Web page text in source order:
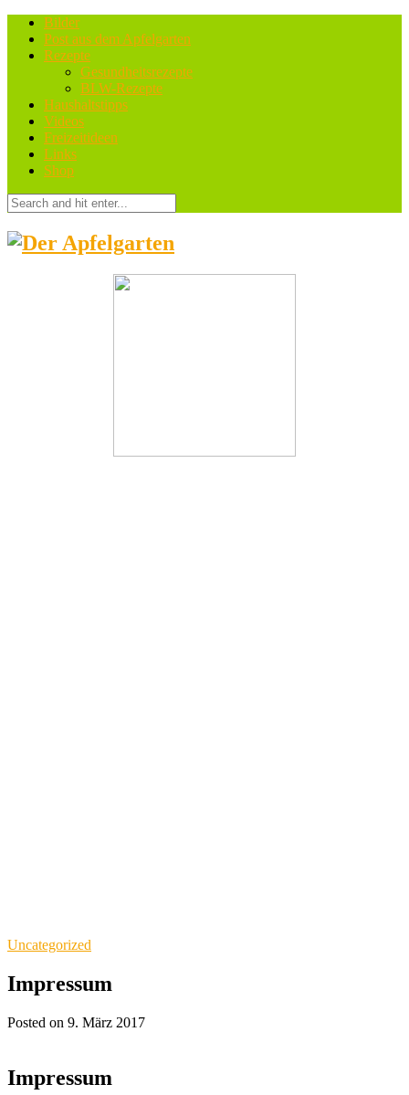
Bilder
Post aus dem Apfelgarten
Rezepte
Gesundheitsrezepte
BLW-Rezepte
Haushaltstipps
Videos
Freizeitideen
Links
Shop
Uncategorized
Impressum
Posted on 9. März 2017
Impressum